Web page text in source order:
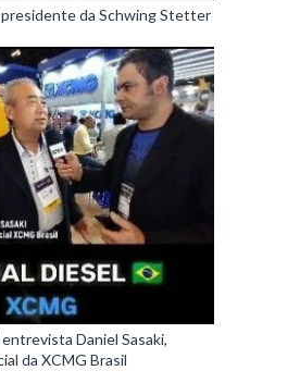
da Schwing Stetter
Daniel Sasaki,
da XCMG Brasil